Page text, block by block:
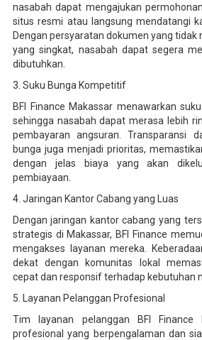
nasabah dapat mengajukan
situs resmi atau langsung mendatangi
Dengan persyaratan dokumen yang tidak
yang singkat, nasabah dapat segera
dibutuhkan.
3. Suku Bunga Kompetitif
BFI Finance Makassar menawarkan
sehingga nasabah dapat merasa lebih
pembayaran angsuran. Transparansi
bunga juga menjadi prioritas,
dengan jelas biaya yang akan
pembiayaan.
4. Jaringan Kantor Cabang yang Luas
Dengan jaringan kantor cabang yang
strategis di Makassar, BFI Finance
mengakses layanan mereka.
dekat dengan komunitas lokal
cepat dan responsif terhadap kebutuhan
5. Layanan Pelanggan Profesional
Tim layanan pelanggan BFI Finance
profesional yang berpengalaman dan